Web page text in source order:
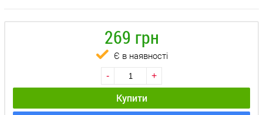
269 грн
Є в наявності
- +
Купити